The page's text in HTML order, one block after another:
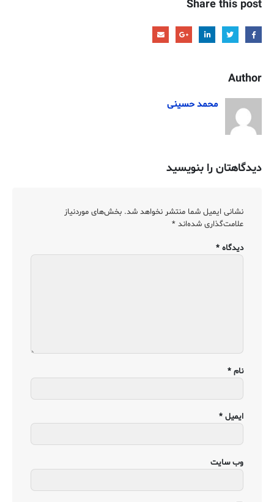
Share this post
Author
محمد حسینی
دیدگاهتان را بنویسید
نشانی ایمیل شما منتشر نخواهد شد. بخش‌های موردنیاز
علامت‌گذاری شده‌اند *
دیدگاه *
نام *
ایمیل *
وب‌ سایت